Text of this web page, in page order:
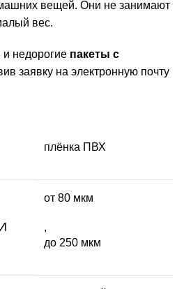
вещей. Они не занимают
вес.
и недорогие пакеты с
заявку на электронную почту
плёнка ПВХ
от 80 мкм
,
до 250 мкм